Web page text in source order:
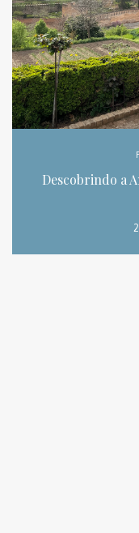
Descobrindo a